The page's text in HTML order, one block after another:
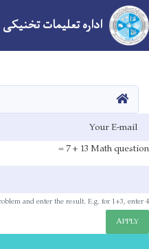
اداره تعلیمات
HOME
E-mail
Math question
13 + 7 =
and enter the result. E.g. for 1+3, enter 4.
APPLY